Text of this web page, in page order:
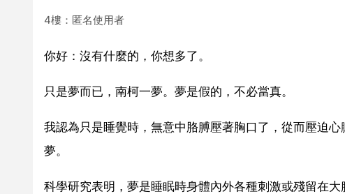
4樓：匿名使用者
你好：沒有什麼的，你想多了。
只是夢而已，南柯一夢。夢是假的，不必當真。
我認為只是睡覺時，無意中胳膊壓著胸口了，從而壓迫
夢。
科學研究表明，夢是睡眠時身體內外各種刺激或殘留在大